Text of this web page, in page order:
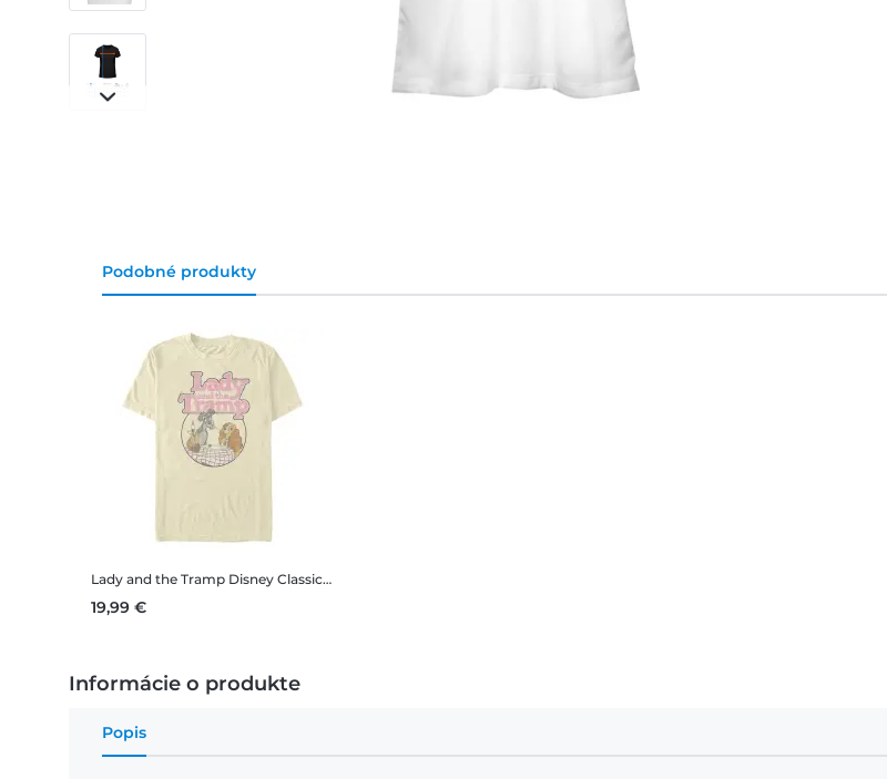
Podobné produkty
Lady and the Tramp Disney Classics - Lady and the Tramp - Lady and the Tramp - Pánske Tričko
19,99 €
Informácie o produkte
Popis